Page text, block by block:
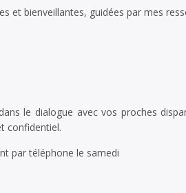
et bienveillantes, guidées par mes
le dialogue avec vos proches
confidentiel.
par téléphone le samedi